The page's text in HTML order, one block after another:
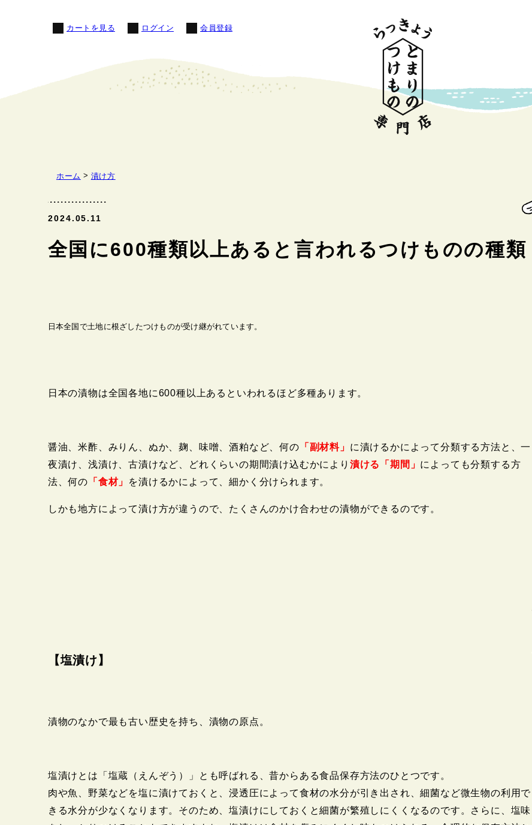
カートを見る ログイン 会員登録
ホーム 漬け方
2024.05.11
全国に600種類以上あると言われるつけものの種類
日本全国で土地に根ざしたつけものが受け継がれています。
日本の漬物は全国各地に600種以上あるといわれるほど多種あります。
醤油、米酢、みりん、ぬか、麹、味噌、酒粕など、何の 「副材料」 に漬けるかによって分類する方法と、一
夜漬け、浅漬け、古漬けなど、どれくらいの期間漬け込むかにより 漬ける「期間」 によっても分類する方
法、何の 「食材」 を漬けるかによって、細かく分けられます。
しかも地方によって漬け方が違うので、たくさんのかけ合わせの漬物ができるのです。
【塩漬け】
漬物のなかで最も古い歴史を持ち、漬物の原点。
塩漬けとは「塩蔵（えんぞう）」とも呼ばれる、昔からある食品保存方法のひとつです。
肉や魚、野菜などを塩に漬けておくと、浸透圧によって食材の水分が引き出され、細菌など微生物の利用で
きる水分が少なくなります。そのため、塩漬けにしておくと細菌が繁殖しにくくなるのです。さらに、塩味